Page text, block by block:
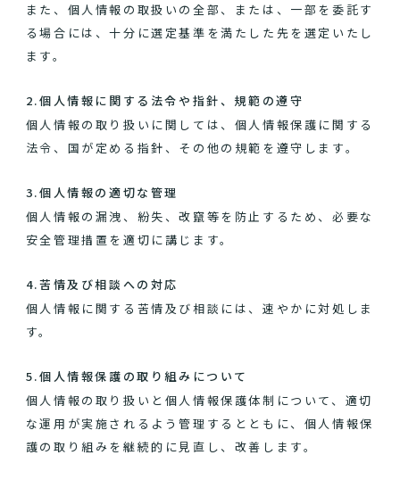
また、個人情報の取扱いの全部、または、一部を委託す
る場合には、十分に選定基準を満たした先を選定いたし
ます。
2.個人情報に関する法令や指針、規範の遵守
個人情報の取り扱いに関しては、個人情報保護に関する
法令、国が定める指針、その他の規範を遵守します。
3.個人情報の適切な管理
個人情報の漏洩、紛失、改竄等を防止するため、必要な
安全管理措置を適切に講じます。
4.苦情及び相談への対応
個人情報に関する苦情及び相談には、速やかに対処しま
す。
5.個人情報保護の取り組みについて
個人情報の取り扱いと個人情報保護体制について、適切
な運用が実施されるよう管理するとともに、個人情報保
護の取り組みを継続的に見直し、改善します。